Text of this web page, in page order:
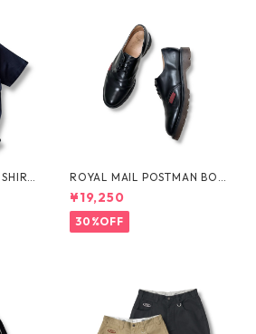
ROYAL MAIL POSTMAN BOO
TS by Dr.MARTENS
¥19,250
30%OFF